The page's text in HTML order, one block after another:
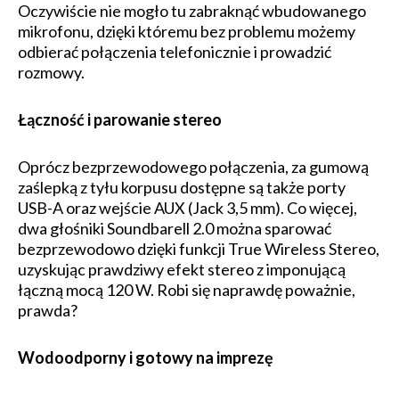
Oczywiście nie mogło tu zabraknąć wbudowanego
mikrofonu, dzięki któremu bez problemu możemy
odbierać połączenia telefonicznie i prowadzić
rozmowy.
Łączność i parowanie stereo
Oprócz bezprzewodowego połączenia, za gumową
zaślepką z tyłu korpusu dostępne są także porty
USB-A oraz wejście AUX (Jack 3,5 mm). Co więcej,
dwa głośniki Soundbarell 2.0 można sparować
bezprzewodowo dzięki funkcji True Wireless Stereo,
uzyskując prawdziwy efekt stereo z imponującą
łączną mocą 120 W. Robi się naprawdę poważnie,
prawda?
Wodoodporny i gotowy na imprezę